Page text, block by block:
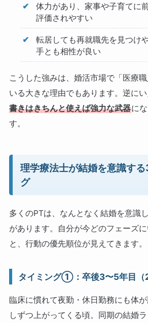
体力があり、家事や子育てに
評価されやすい
転居しても再就職先を見つけ
手とも相性が良い
こうした強みは、婚活市場で「医療
いる大きな理由でもあります。逆にい
書きはきちんと使えば強力な武器に
す。
理学療法士が結婚を意識す
グ
多くのPTは、なんとなく結婚を意識
があります。自分が今どのフェーズ
と、行動の優先順位が見えてきます。
タイミング①：卒後3〜5年目（
臨床に慣れて夜勤・休日勤務にも体
しずつ上がってくる頃。同期の結婚ラ